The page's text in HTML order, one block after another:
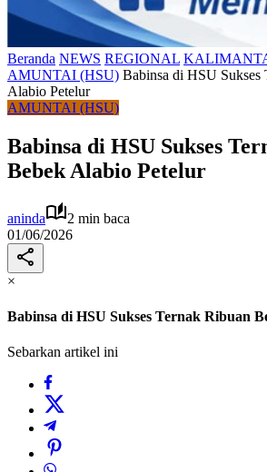
Beranda NEWS REGIONAL
AMUNTAI (HSU) Babinsa di HSU Sukses
Alabio Petelur
AMUNTAI (HSU)
Babinsa di HSU Sukses
Bebek Alabio Petelur
aninda
2 min baca
01/06/2026
×
Babinsa di HSU Sukses Ternak Ribuan
Sebarkan artikel ini